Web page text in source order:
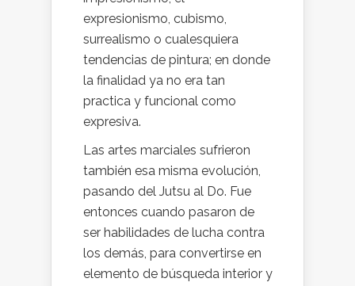
expresionismo, cubismo,
surrealismo o cualesquiera
tendencias de pintura; en donde
la finalidad ya no era tan
practica y funcional como
expresiva.
Las artes marciales sufrieron
también esa misma evolución,
pasando del Jutsu al Do. Fue
entonces cuando pasaron de
ser habilidades de lucha contra
los demás, para convertirse en
elemento de búsqueda interior y